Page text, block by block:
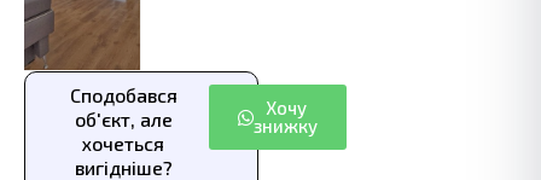
Сподобався
об'єкт, але
хочеться
вигідніше?
Хочу
знижку